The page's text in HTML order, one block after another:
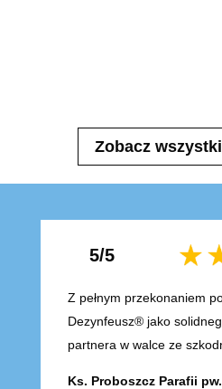
Zobacz
5/5
Z pełnym przekonaniem
Dezynfeusz® jako
partnera w walce ze
Ks. Proboszcz Parafii